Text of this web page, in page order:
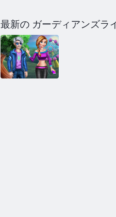
最新の ガーディアンズラ